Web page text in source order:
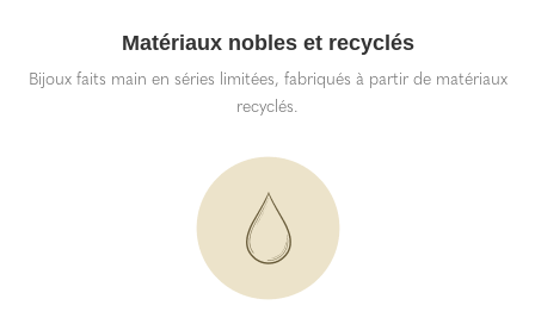
Matériaux nobles et recyclés
Bijoux faits main en séries limitées, fabriqués à partir de matériaux
recyclés.